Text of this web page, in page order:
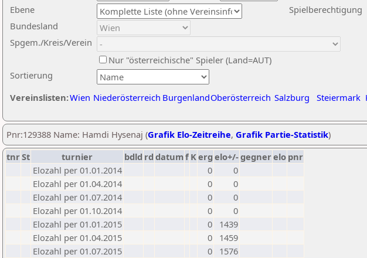
Ebene
Sortierung
Bundesland
Spgem./Kreis/Verein
Nur "österreichische" Spieler (Land=AUT)
Spielberechtigung
Vereinslisten:Wien Niederösterreich BurgenlandOberösterreich Salzburg Steiermark
Pnr:129388 Name: Hamdi Hysenaj (Grafik Elo-Zeitreihe, Grafik Partie-Statistik)
tnrSt turnier bdld rd datumf Kerg elo+/-gegnerelo pnr
Elozahl per 01.01.2014
0
0
Elozahl per 01.04.2014
0
0
Elozahl per 01.07.2014
0
0
Elozahl per 01.10.2014
0
0
Elozahl per 01.01.2015
0
1439
Elozahl per 01.04.2015
0
1459
Elozahl per 01.07.2015
0
1576